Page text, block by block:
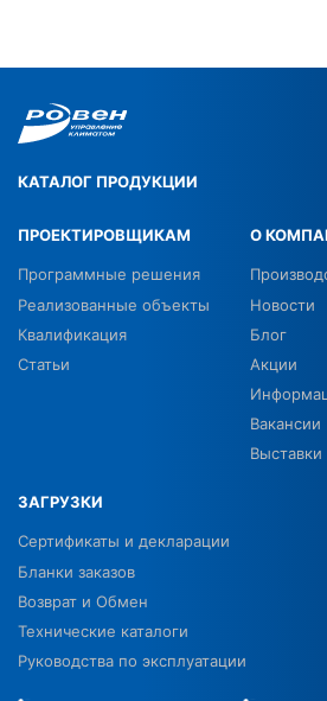
КАТАЛОГ ПРОДУКЦИИ
ПРОЕКТИРОВЩИКАМ
Программные решения
Реализованные объекты
Квалификация
Статьи
О
Новости
Блог
Акции
Вакансии
Выставки
ЗАГРУЗКИ
Сертификаты и декларации
Бланки заказов
Возврат и Обмен
Технические каталоги
Руководства по эксплуатации